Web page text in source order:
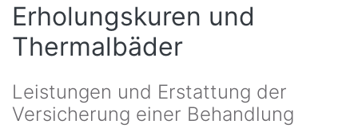
Erholungskuren und
Thermalbäder
Leistungen und Erstattung der
Versicherung einer Behandlung